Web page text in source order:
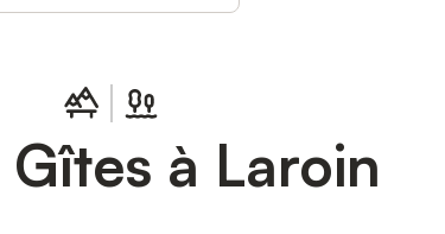
qui habitent sur place. Vente de produits
vélo et pêche à proximité. Au cœur des vignes
agréable et confortable, dans enclo
Gîtes à Laroin